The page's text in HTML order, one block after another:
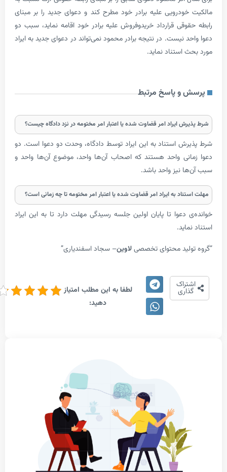
خودرویی علیه برادر خود مطرح کند و دعوای جدید را بر مبنای
قرارداد خرید­و­فروش علیه برادر خود اقامه نماید، سبب دو
نیست. در نتیجه برادر محمود نمی­‌تواند در دعوای جدید به ایراد
استناد نماید.
و پاسخ مرتبط
ایراد امر قضاوت شده یا اعتبار امر مختومه در نزد دادگاه چیست؟
استناد به این ایراد توسط دادگاه، وحدت دو دعوا است. دو
واحد هستند که اصحاب آن­‌ها واحد، موضوع آن‌­ها واحد و
نیز واحد باشد.
به ایراد امر قضاوت شده یا اعتبار امر مختومه تا چه زمانی است؟
دعوا تا پایان اولین جلسه رسیدگی مهلت دارد تا به این ایراد
محتوای تخصصیلاوین– سجاد اسفندیاری”
لطفا به این مطلب امتیاز
- (17